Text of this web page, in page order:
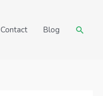
Contact Blog